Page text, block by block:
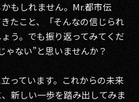
もしれません。Mr.都市伝
たこと、「そんなの信じられ
う。でも振り返ってみてくだ
ゃない”と思いませんか？
っています。これからの未来
新しい一歩を踏み出してみま